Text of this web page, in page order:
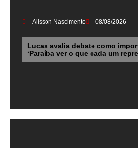
Alisson Nascimento 08/08/2026
Lucas avalia debate como
‘Paraíba ver o que cada um